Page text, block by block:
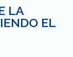
LA
EL